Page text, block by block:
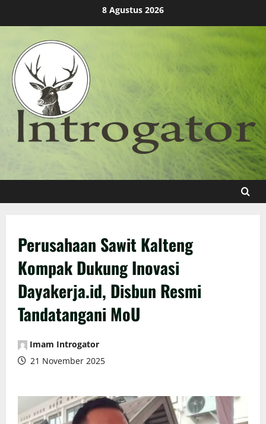
8 Agustus 2026
Perusahaan Sawit Kalteng
Kompak Dukung Inovasi
Dayakerja.id, Disbun Resmi
Tandatangani MoU
Imam Introgator
21 November 2025